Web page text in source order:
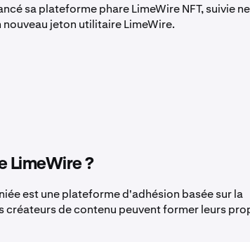
sa plateforme phare LimeWire NFT, suivie
nouveau jeton utilitaire LimeWire.
LimeWire ?
est une plateforme d'adhésion basée sur la
créateurs de contenu peuvent former leurs